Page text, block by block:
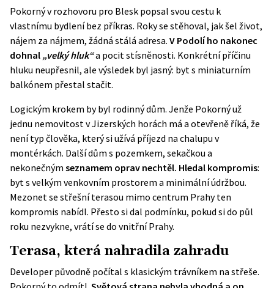
Pokorný vrozhovoru pro Blesk popsal svou cestu k
vlastnímu bydlení bez příkras. Roky se stěhoval, jak šel život,
nájem za nájmem, žádná stálá adresa. V Podolí ho nakonec
dohnal „velký hluk“a pocit stísněnosti. Konkrétní příčinu
hluku neupřesnil, ale výsledek byl jasný: byt s miniaturním
balkónem přestal stačit.
Logickým krokem by byl rodinný dům. Jenže Pokorný už
jednu nemovitost v Jizerských horách má a otevřeně říká, že
není typ člověka, který si užívá příjezd na chalupu v
montérkách. Další dům s pozemkem, sekačkou a
nekonečným seznamem oprav nechtěl. Hledal kompromis:
byt s velkým venkovním prostorem a minimální údržbou.
Mezonet se střešní terasou mimo centrum Prahy ten
kompromis nabídl. Přesto si dal podmínku, pokud si do půl
roku nezvykne, vrátí se do vnitřní Prahy.
Terasa, která nahradila zahradu
Developer původně počítal s klasickým trávníkem na střeše.